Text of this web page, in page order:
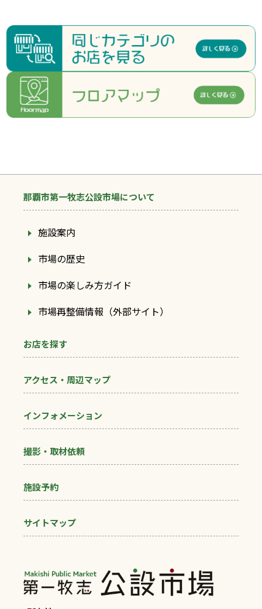
那覇市第一牧志公設市場について
施設案内
市場の歴史
市場の楽しみ方ガイド
市場再整備情報（外部サイト）
お店を探す
アクセス・周辺マップ
インフォメーション
撮影・取材依頼
施設予約
サイトマップ